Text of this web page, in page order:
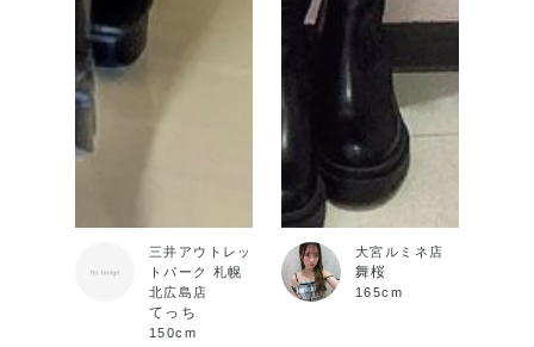
三井アウトレッ
トパーク 札幌
北広島店
てっち
150cm
大宮ルミネ店
舞桜
165cm